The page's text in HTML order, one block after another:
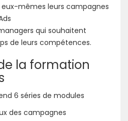
mêmes leurs campagnes
qui souhaitent
de leurs compétences.
la formation
6 séries de modules
des campagnes